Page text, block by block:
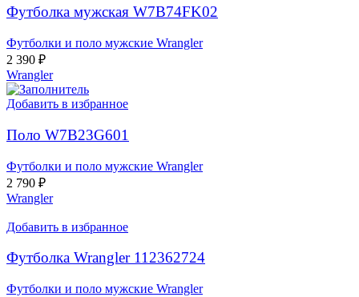
Футболка мужская W7B74FK02
Футболки и поло мужские Wrangler
2 390 ₽
Wrangler
Добавить в избранное
Поло W7B23G601
Футболки и поло мужские Wrangler
2 790 ₽
Wrangler
Добавить в избранное
Футболка Wrangler 112362724
Футболки и поло мужские Wrangler